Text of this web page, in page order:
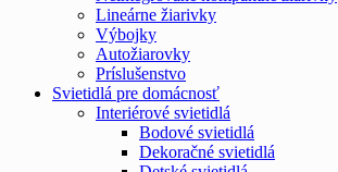
Lineárne žiarivky
Výbojky
Autožiarovky
Príslušenstvo
Svietidlá pre domácnosť
Interiérové svietidlá
Bodové svietidlá
Dekoračné svietidlá